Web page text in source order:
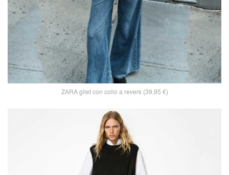
ZARA gilet con collo a revers (39,95 €)